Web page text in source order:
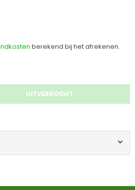
berekend bij het afrekenen.
UITVERKOCHT